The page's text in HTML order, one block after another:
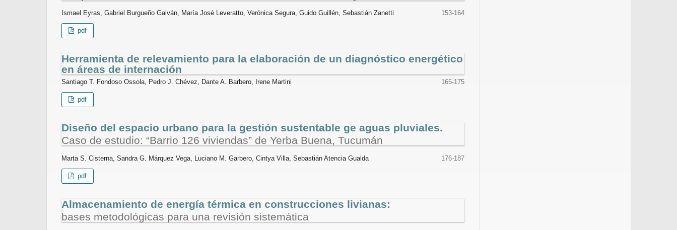
Ismael Eyras, Gabriel Burgueño Galván, María José Leveratto, Verónica Segura, Guido Guillén, Sebastián Zanetti 153-164
pdf
Herramienta de relevamiento para la elaboración de un diagnóstico energético
en áreas de internación
Santiago T. Fondoso Ossola, Pedro J. Chévez, Dante A. Barbero, Irene Martini 165-175
pdf
Diseño del espacio urbano para la gestión sustentable ge aguas pluviales.
Caso de estudio: “Barrio 126 viviendas” de Yerba Buena, Tucumán
Marta S. Cisterna, Sandra G. Márquez Vega, Luciano M. Garbero, Cintya Villa, Sebastián Atencia Gualda 176-187
pdf
Almacenamiento de energía térmica en construcciones livianas:
bases metodológicas para una revisión sistemática